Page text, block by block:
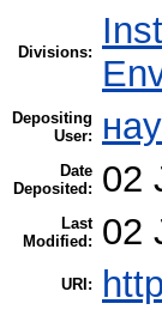
Divisions:
Depositing
User:
Date
Deposited:
02
Last
Modified:
02
URI: